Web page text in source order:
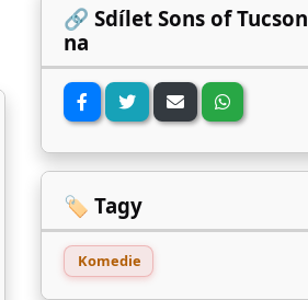
🔗 Sdílet Sons of Tucson
na
🏷️ Tagy
Komedie